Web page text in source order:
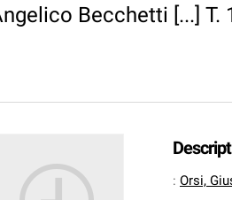
Becchetti [...] T.
: Orsi,